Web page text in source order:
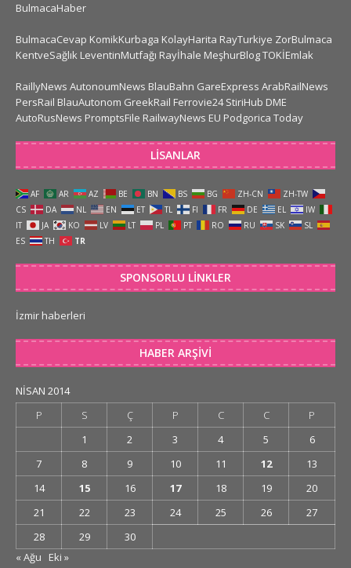
BulmacaHaber
BulmacaCevap KomikKurbaga KolayHarita RayTurkiye ZorBulmaca
KentveSağlık LeventinMutfağı Rayİhale MeşhurBlogTOKİEmlak
RaillyNews AutonoumNews BlauBahn GareExpress ArabRailNews
PersRail BlauAutonom GreekRail Ferrovie24 StiriHub DME
AutoRusNews PromptsFile RailwayNews EU Podgorica Today
LISANLAR
AF AR AZ BE BN BS BG ZH-CN
ZH-TW
CS
DA NL EN ET TL FI FR DE EL
IW
IT
JA KO LV LT PL PT RO RU SK
SL
ES
TH TR
SPONSORLU LINKLER
İzmir haberleri
HABER ARŞIVI
NISAN 2014
P
S Ç P C C
P
1
2 3 4 5
6
7
8 9 10 11 12
13
14
15 16 17 18 19
20
21
22 23 24 25 26
27
28
29
30
« Ağu
Eki »